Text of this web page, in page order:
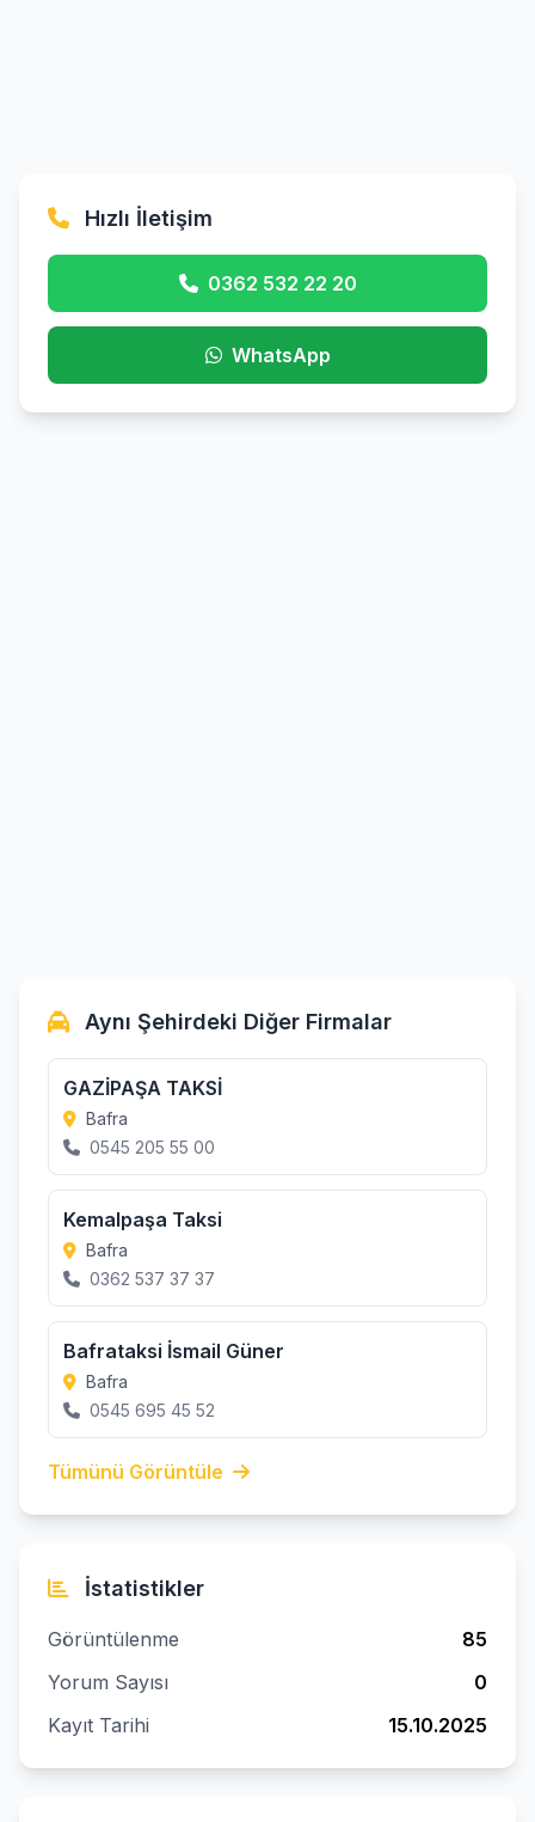
Hızlı İletişim
0362 532 22 20
WhatsApp
Aynı Şehirdeki Diğer Firmalar
GAZİPAŞA TAKSİ
Bafra
0545 205 55 00
Kemalpaşa Taksi
Bafra
0362 537 37 37
Bafrataksi İsmail Güner
Bafra
0545 695 45 52
Tümünü Görüntüle
İstatistikler
Görüntülenme
85
Yorum Sayısı
0
Kayıt Tarihi
15.10.2025